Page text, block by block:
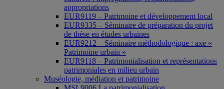
appropriations
EUR9119 – Patrimoine et développement local
EUR9335 – Séminaire de préparation du projet
de thèse en études urbaines
EUR9212 – Séminaire méthodologique : axe «
Patrimoine urbain »
EUR9118 – Patrimonialisation et représentations
patrimoniales en milieu urbain
Muséologie, médiation et patrimoine